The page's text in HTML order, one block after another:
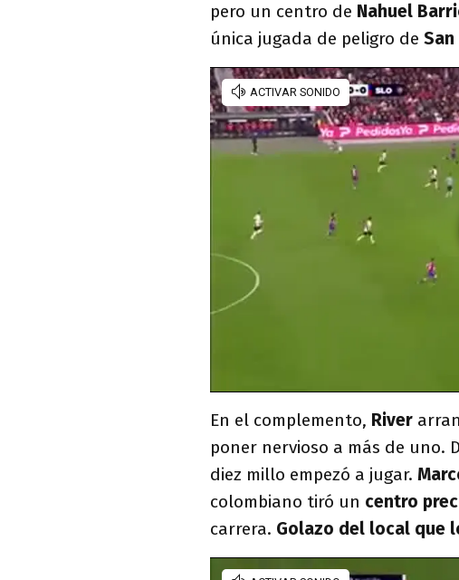
pero un centro de Nahuel
única jugada de peligro de
En el complemento, River
poner nervioso a más de uno.
diez millo empezó a jugar.
colombiano tiró un centro
carrera. Golazo del local que